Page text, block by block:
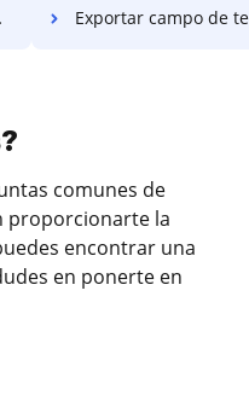
Exportar campo de teléfono contrato en
comunes de
proporcionarte la
encontrar una
en ponerte en